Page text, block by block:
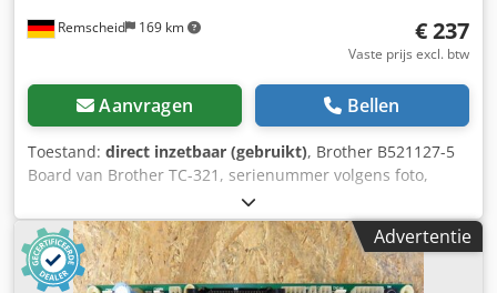
Remscheid 169 km € 237
Vaste prijs excl. btw
Aanvragen Bellen
Toestand: direct inzetbaar (gebruikt), Brother B521127-5
Board van Brother TC-321, serienummer volgens foto,
gebruikt, goede staat, 100% functioneel. Dcodpfx Aei D
Ulcjgnjk
Advertentie